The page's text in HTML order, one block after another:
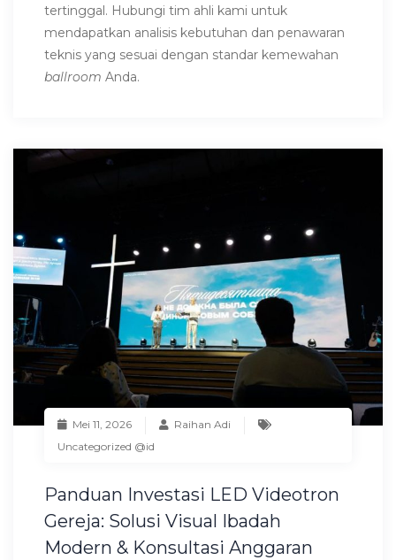
tertinggal. Hubungi tim ahli kami untuk
mendapatkan analisis kebutuhan dan penawaran
teknis yang sesuai dengan standar kemewahan
ballroom Anda.
Mei 11, 2026
Raihan Adi
Uncategorized @id
Panduan Investasi LED Videotron
Gereja: Solusi Visual Ibadah
Modern & Konsultasi Anggaran